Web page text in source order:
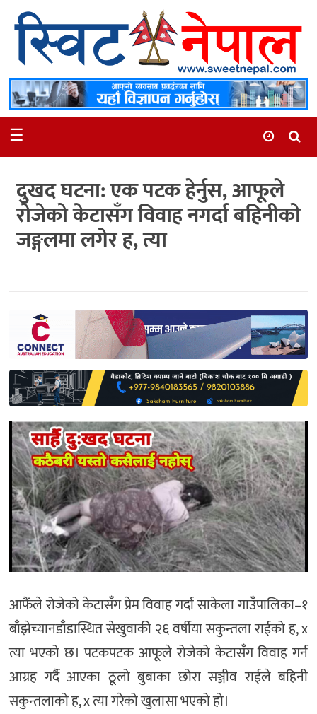
समाचार
स्थानीय
मनोरञ्जन
अन्तर्वार्ता
समाज
रोचक
साहित्य
प्रदेश
English
☰
दुखद घटना: एक पटक हेर्नुस, आफूले
रोजेको केटासँग विवाह नगर्दा बहिनीको
जङ्गलमा लगेर ह, त्या
आफैँले रोजेको केटासँग प्रेम विवाह गर्दा साकेला गाउँपालिका–१
बाँझेच्यानडाँडास्थित सेखुवाकी २६ वर्षीया सकुन्तला राईको ह, x
त्या भएको छ। पटकपटक आफूले रोजेको केटासँग विवाह गर्न
आग्रह गर्दै आएका ठूूलो बुबाका छोरा सञ्जीव राईले बहिनी
सकुन्तलाको ह, x त्या गरेको खुलासा भएको हो।